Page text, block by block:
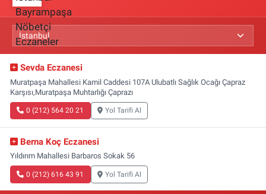
Sevda Eczanesi
Muratpaşa Mahallesi Kamil Caddesi 107A Ulubatlı Sağlık Ocağı Çapraz
Karşısı,Muratpaşa Muhtarlığı Çaprazı
0 (212) 564 20 21 Yol Tarifi Al
Berna Koç Eczanesi
Yıldırım Mahallesi Barbaros Sokak 56
0 (212) 616 43 91 Yol Tarifi Al